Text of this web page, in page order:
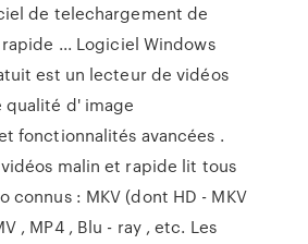
de telechargement de
... Logiciel Windows
est un lecteur de vidéos
qualité d' image
fonctionnalités avancées .
malin et rapide lit tous
connus : MKV (dont HD - MKV
, MP4 , Blu - ray , etc. Les